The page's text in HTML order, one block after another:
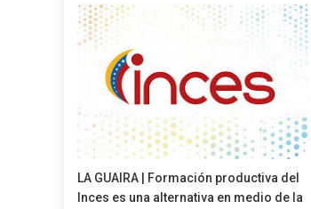
LA GUAIRA | Formación productiva del
Inces es una alternativa en medio de la